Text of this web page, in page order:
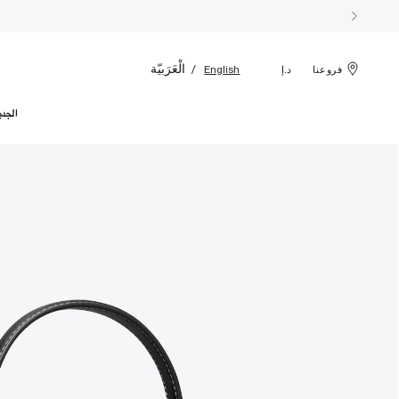
فروعنا د.إ English الْعَرَبيّة